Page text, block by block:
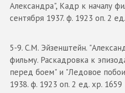
Александра", Кадр к началу
сентября 1937. ф. 1923 оп. 2
5-9. С.М. Эйзенштейн.
фильму. Раскадровка к
перед боем" и "Ледовое
1938. ф. 1923 оп. 2 ед. хр. 1659